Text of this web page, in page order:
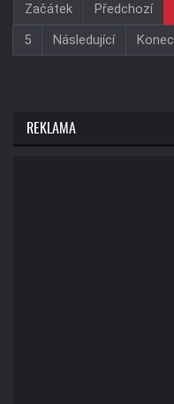
Začátek Předchozí
5
Následující Konec
REKLAMA